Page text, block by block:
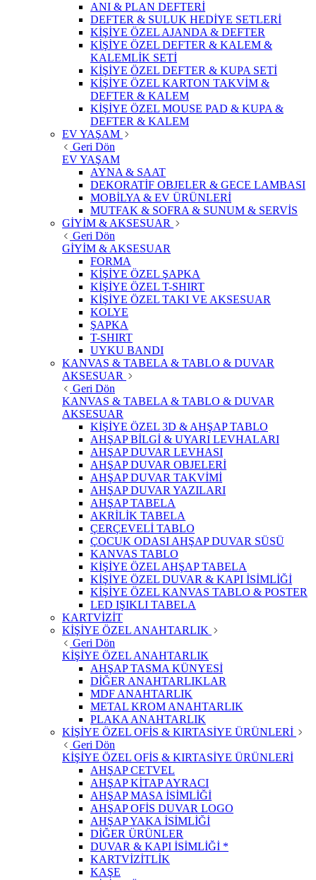
ANI & PLAN DEFTERİ
DEFTER & SULUK HEDİYE SETLERİ
KİŞİYE ÖZEL AJANDA & DEFTER
KİŞİYE ÖZEL DEFTER & KALEM &
KALEMLİK SETİ
KİŞİYE ÖZEL DEFTER & KUPA SETİ
KİŞİYE ÖZEL KARTON TAKVİM &
DEFTER & KALEM
KİŞİYE ÖZEL MOUSE PAD & KUPA &
DEFTER & KALEM
EV YAŞAM
Geri Dön
EV YAŞAM
AYNA & SAAT
DEKORATİF OBJELER & GECE LAMBASI
MOBİLYA & EV ÜRÜNLERİ
MUTFAK & SOFRA & SUNUM & SERVİS
GİYİM & AKSESUAR
Geri Dön
GİYİM & AKSESUAR
FORMA
KİŞİYE ÖZEL ŞAPKA
KİŞİYE ÖZEL T-SHIRT
KİŞİYE ÖZEL TAKI VE AKSESUAR
KOLYE
ŞAPKA
T-SHIRT
UYKU BANDI
KANVAS & TABELA & TABLO & DUVAR
AKSESUAR
Geri Dön
KANVAS & TABELA & TABLO & DUVAR
AKSESUAR
KİŞİYE ÖZEL 3D & AHŞAP TABLO
AHŞAP BİLGİ & UYARI LEVHALARI
AHŞAP DUVAR LEVHASI
AHŞAP DUVAR OBJELERİ
AHŞAP DUVAR TAKVİMİ
AHŞAP DUVAR YAZILARI
AHŞAP TABELA
AKRİLİK TABELA
ÇERÇEVELİ TABLO
ÇOCUK ODASI AHŞAP DUVAR SÜSÜ
KANVAS TABLO
KİŞİYE ÖZEL AHŞAP TABELA
KİŞİYE ÖZEL DUVAR & KAPI İSİMLİĞİ
KİŞİYE ÖZEL KANVAS TABLO & POSTER
LED IŞIKLI TABELA
KARTVİZİT
KİŞİYE ÖZEL ANAHTARLIK
Geri Dön
KİŞİYE ÖZEL ANAHTARLIK
AHŞAP TASMA KÜNYESİ
DİĞER ANAHTARLIKLAR
MDF ANAHTARLIK
METAL KROM ANAHTARLIK
PLAKA ANAHTARLIK
KİŞİYE ÖZEL OFİS & KIRTASİYE ÜRÜNLERİ
Geri Dön
KİŞİYE ÖZEL OFİS & KIRTASİYE ÜRÜNLERİ
AHŞAP CETVEL
AHŞAP KİTAP AYRACI
AHŞAP MASA İSİMLİĞİ
AHŞAP OFİS DUVAR LOGO
AHŞAP YAKA İSİMLİĞİ
DİĞER ÜRÜNLER
DUVAR & KAPI İSİMLİĞİ *
KARTVİZİTLİK
KAŞE